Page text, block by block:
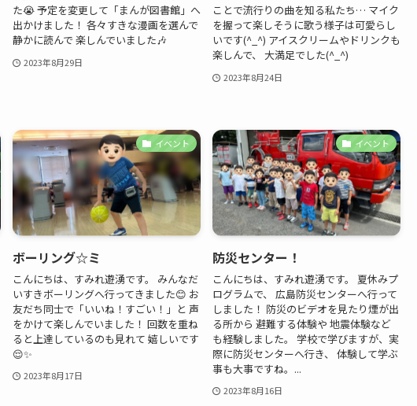
た😭 予定を変更して「まんが図書館」へ
出かけました！ 各々すきな漫画を選んで
静かに読んで 楽しんでいました🎶
2023年8月29日
ことで流行りの曲を知る私たち… マイク
を握って楽しそうに歌う様子は可愛らし
いです(^_^) アイスクリームやドリンクも
楽しんで、 大満足でした(^_^)
2023年8月24日
イベント
ボーリング☆ミ
こんにちは、すみれ遊湧です。 みんなだ
いすきボーリングへ行ってきました😊 お
友だち同士で「いいね！すごい！」と 声
をかけて楽しんでいました！ 回数を重ね
ると上達しているのも見れて 嬉しいです
😌✨
2023年8月17日
イベント
防災センター！
こんにちは、すみれ遊湧です。 夏休みプ
ログラムで、 広島防災センターへ行って
しました！ 防災のビデオを見たり煙が出
る所から 避難する体験や 地震体験など
も経験しました。 学校で学びますが、実
際に防災センターへ行き、 体験して学ぶ
事も大事ですね。...
2023年8月16日